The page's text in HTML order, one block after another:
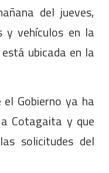
del jueves,
y vehículos en la
ubicada en la
Gobierno ya ha
Cotagaita y que
solicitudes del